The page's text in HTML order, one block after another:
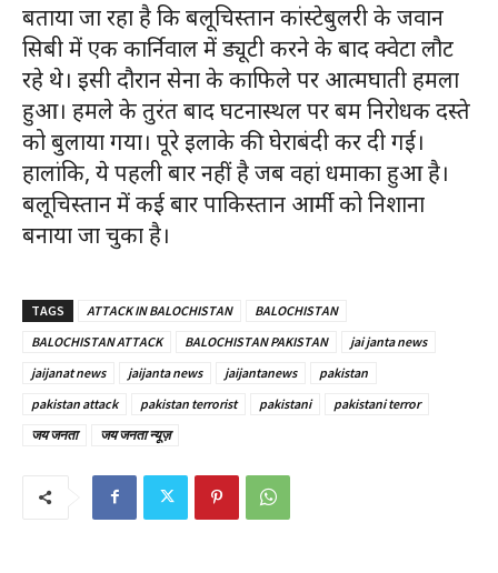
बताया जा रहा है कि बलूचिस्तान कांस्टेबुलरी के जवान
सिबी में एक कार्निवाल में ड्यूटी करने के बाद क्वेटा लौट
रहे थे। इसी दौरान सेना के काफिले पर आत्मघाती हमला
हुआ। हमले के तुरंत बाद घटनास्थल पर बम निरोधक दस्ते
को बुलाया गया। पूरे इलाके की घेराबंदी कर दी गई।
हालांकि, ये पहली बार नहीं है जब वहां धमाका हुआ है।
बलूचिस्तान में कई बार पाकिस्तान आर्मी को निशाना
बनाया जा चुका है।
TAGS ATTACK IN BALOCHISTAN
BALOCHISTAN
BALOCHISTAN ATTACK
BALOCHISTAN PAKISTAN
jai janta news
jaijanat news
jaijanta news jaijantanews
pakistan
pakistan attack
pakistan terrorist pakistani
pakistani terror
जय जनता
जय जनता न्यूज़